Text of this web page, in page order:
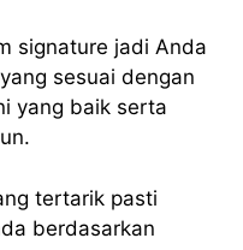
signature jadi Anda
sesuai dengan
yang baik serta
tertarik pasti
berdasarkan